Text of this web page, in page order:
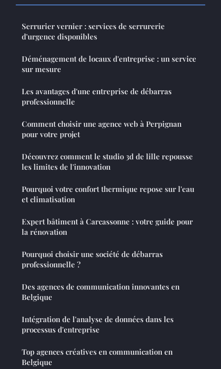
Serrurier vernier : services de serrurerie
d'urgence disponibles
Déménagement de locaux d'entreprise : un service
sur mesure
Les avantages d'une entreprise de débarras
professionnelle
Comment choisir une agence web à Perpignan
pour votre projet
Découvrez comment le studio 3d de lille repousse
les limites de l'innovation
Pourquoi votre confort thermique repose sur l'eau
et climatisation
Expert bâtiment à Carcassonne : votre guide pour
la rénovation
Pourquoi choisir une société de débarras
professionnelle ?
Des agences de communication innovantes en
Belgique
Intégration de l'analyse de données dans les
processus d'entreprise
Top agences créatives en communication en
Belgique